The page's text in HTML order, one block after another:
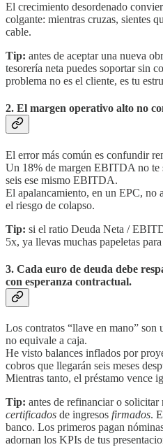
El crecimiento desordenado
colgante: mientras cruzas, sientes
cable.
Tip: antes de aceptar una nueva
tesorería neta puedes soportar sin
problema no es el cliente, es tu
2. El margen operativo alto no
El error más común es confundir
Un 18% de margen EBITDA no te
seis ese mismo EBITDA.
El apalancamiento, en un EPC,
el riesgo de colapso.
Tip: si el ratio Deuda Neta /
5x, ya llevas muchas papeletas
3. Cada euro de deuda debe
con esperanza contractual.
Los contratos “llave en mano” son
no equivale a caja.
He visto balances inflados por
cobros que llegarán seis meses
Mientras tanto, el préstamo vence
Tip: antes de refinanciar o solicitar
certificados de ingresos firmados.
banco. Los primeros pagan
adornan los KPIs de tus